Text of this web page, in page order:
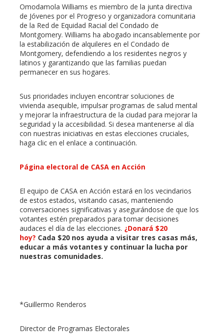
Omodamola Williams es miembro de la junta directiva
de Jóvenes por el Progreso y organizadora comunitaria
de la Red de Equidad Racial del Condado de
Montgomery. Williams ha abogado incansablemente por
la estabilización de alquileres en el Condado de
Montgomery, defendiendo a los residentes negros y
latinos y garantizando que las familias puedan
permanecer en sus hogares.
Sus prioridades incluyen encontrar soluciones de
vivienda asequible, impulsar programas de salud mental
y mejorar la infraestructura de la ciudad para mejorar la
seguridad y la accesibilidad. Si desea mantenerse al día
con nuestras iniciativas en estas elecciones cruciales,
haga clic en el enlace a continuación.
Página electoral de CASA en Acción
El equipo de CASA en Acción estará en los vecindarios
de estos estados, visitando casas, manteniendo
conversaciones significativas y asegurándose de que los
votantes estén preparados para tomar decisiones
audaces el día de las elecciones. ¿Donará $20
hoy? Cada $20 nos ayuda a visitar tres casas más,
educar a más votantes y continuar la lucha por
nuestras comunidades.
*Guillermo Renderos
Director de Programas Electorales